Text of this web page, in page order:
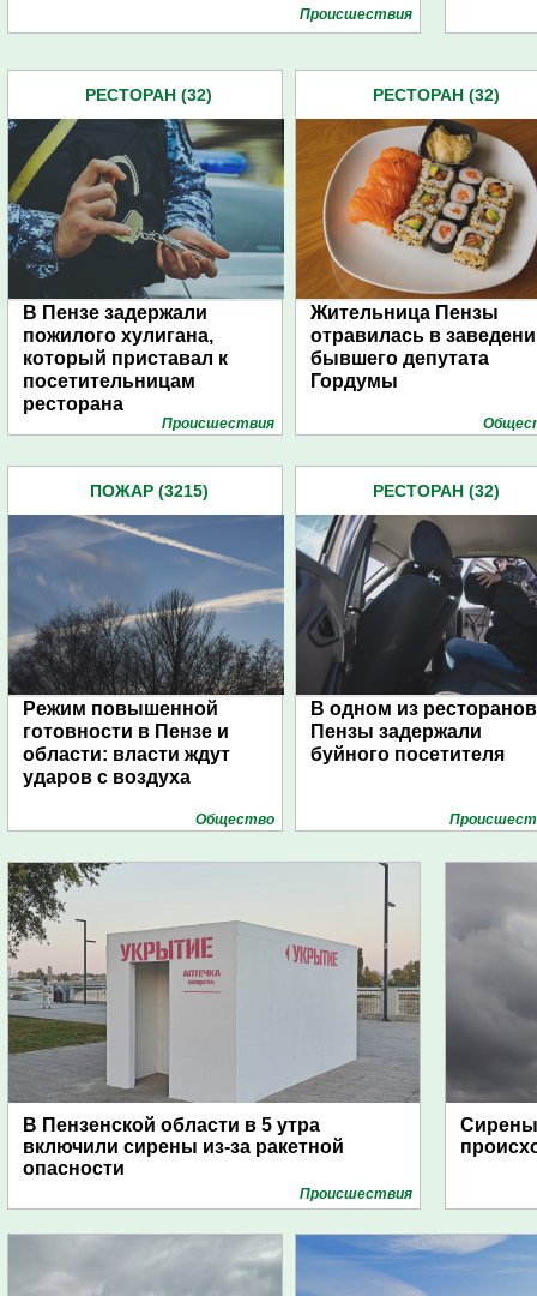
Проиcшествия
РЕСТОРАН (32)
В Пензе задержали
пожилого хулигана,
который приставал к
посетительницам
ресторана
Проиcшествия
РЕСТОРАН (32)
Жительница Пензы
отравилась в
бывшего депутата
Гордумы
ПОЖАР (3215)
Режим повышенной
готовности в Пензе и
области: власти ждут
ударов с воздуха
Общество
РЕСТОРАН (32)
В одном из ресторанов
Пензы задержали
буйного посетителя
В Пензенской области в 5 утра
включили сирены из-за ракетной
опасности
Проиcшествия
Сирены